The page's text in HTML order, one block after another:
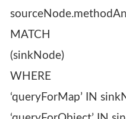
MATCH
(sinkNode)
WHERE
‘queryForMap’ IN